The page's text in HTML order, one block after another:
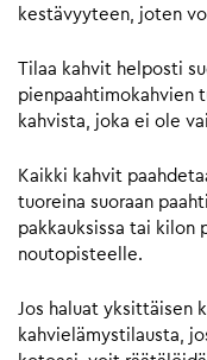
kestävyyteen, joten
Tilaa kahvit helposti
pienpaahtimokahvien
kahvista, joka ei ole
Kaikki kahvit
tuoreina suoraan
pakkauksissa tai kilon
noutopisteelle.
Jos haluat yksittäisen
kahvielämystilausta,